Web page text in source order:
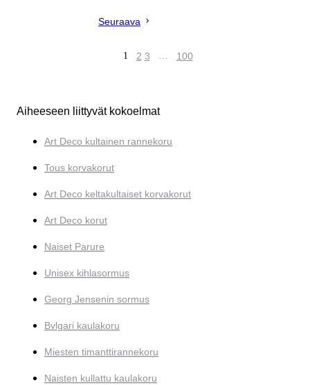
Seuraava
1 2 3 … 100
Aiheeseen liittyvät kokoelmat
Art Deco kultainen rannekoru
Tous korvakorut
Art Deco keltakultaiset korvakorut
Art Deco korut
Naiset Parure
Unisex kihlasormus
Georg Jensenin sormus
Bvlgari kaulakoru
Miesten timanttirannekoru
Naisten kullattu kaulakoru